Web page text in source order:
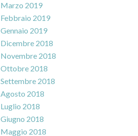
Marzo 2019
Febbraio 2019
Gennaio 2019
Dicembre 2018
Novembre 2018
Ottobre 2018
Settembre 2018
Agosto 2018
Luglio 2018
Giugno 2018
Maggio 2018